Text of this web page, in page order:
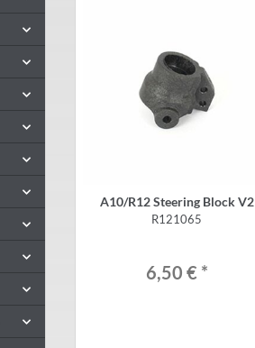
A10/R12 Steering Block V2
R121065
6,50 € *